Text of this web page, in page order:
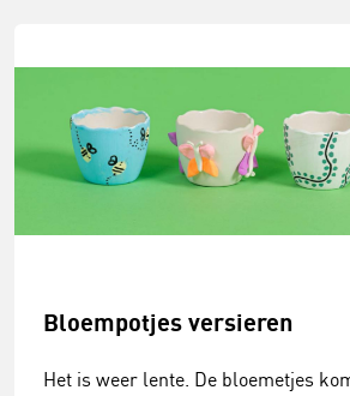
Bloempotjes versieren
Het is weer lente. De bloemetjes